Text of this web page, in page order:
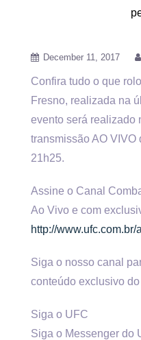
December 11, 2017
Confira tudo o que
Fresno, realizada na
evento será realizado
transmissão AO VIVO
21h25.
Assine o Canal
Ao Vivo e com
http://
Siga o nosso canal
conteúdo exclusivo
Siga o UFC
Siga o Messenger do